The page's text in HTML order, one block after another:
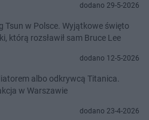
dodano 29-5-2026
Tsun w Polsce. Wyjątkowe święto
którą rozsławił sam Bruce Lee
dodano 12-5-2026
albo odkrywcą Titanica.
w Warszawie
dodano 23-4-2026